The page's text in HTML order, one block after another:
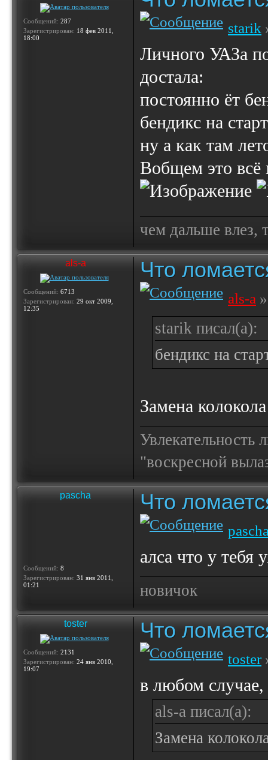
Сообщений: 287
Зарегистрирован: 18 фев 2011,
18:00
starik
Личного УАЗа
достала:
постоянно ёт
бендикс на
ну а как там
Вобщем это всё
чем дальше влез,
als-a
Сообщений: 6713
Зарегистрирован: 29 окт 2009,
12:35
Что
als-a
starik писал(а):
бендикс на
Замена
Увлекательность
"воскресной
pascha
Сообщений: 8
Зарегистрирован: 31 янв 2011,
01:21
Что
алса что у тебя
новичок
toster
Сообщений: 2131
Зарегистрирован: 24 янв 2010,
19:07
Что
toster
в любом случае,
als-a писал(а):
Замена